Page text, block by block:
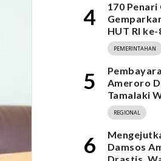
4
170
HUT RI ke-
PEMERINTAHAN
5
Ameroro
Tamalaki
Ungkap
REGIONAL
6
Damsos